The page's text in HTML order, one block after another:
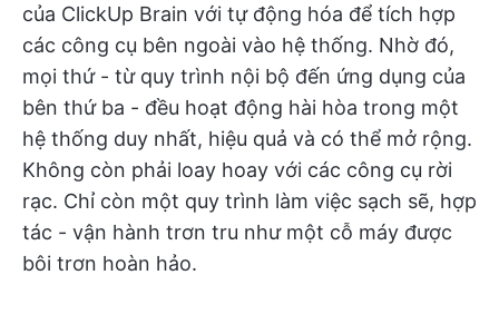
của ClickUp Brain với tự động hóa để tích hợp
các công cụ bên ngoài vào hệ thống. Nhờ đó,
mọi thứ - từ quy trình nội bộ đến ứng dụng của
bên thứ ba - đều hoạt động hài hòa trong một
hệ thống duy nhất, hiệu quả và có thể mở rộng.
Không còn phải loay hoay với các công cụ rời
rạc. Chỉ còn một quy trình làm việc sạch sẽ, hợp
tác - vận hành trơn tru như một cỗ máy được
bôi trơn hoàn hảo.